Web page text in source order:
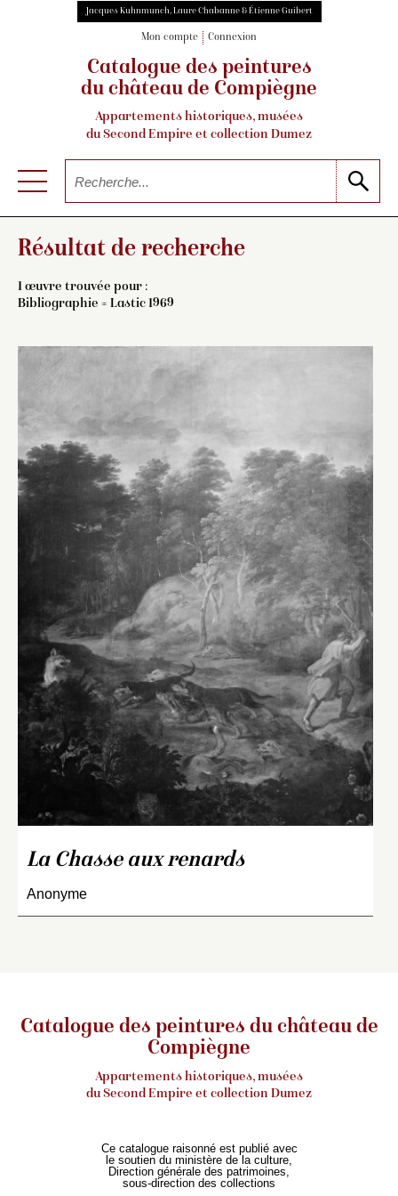
Jacques Kuhnmunch, Laure Chabanne & Étienne Guibert
Mon compte Connexion
Catalogue des peintures
du château de Compiègne
Appartements historiques, musées
du Second Empire et collection Dumez
Résultat de recherche
1 œuvre trouvée pour :
Bibliographie = Lastic 1969
La Chasse aux renards
Anonyme
Catalogue des peintures du château de
Compiègne
Appartements historiques, musées
du Second Empire et collection Dumez
Ce catalogue raisonné est publié avec
le soutien du ministère de la culture,
Direction générale des patrimoines,
sous-direction des collections